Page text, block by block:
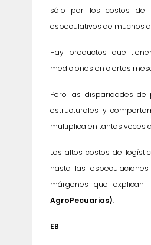
sólo por los costos de
especulativos de muchos
Hay productos que
mediciones en ciertos
Pero las disparidades
estructurales y
multiplica en tantas veces
Los altos costos de
hasta las
márgenes que explican
AgroPecuarias).
EB